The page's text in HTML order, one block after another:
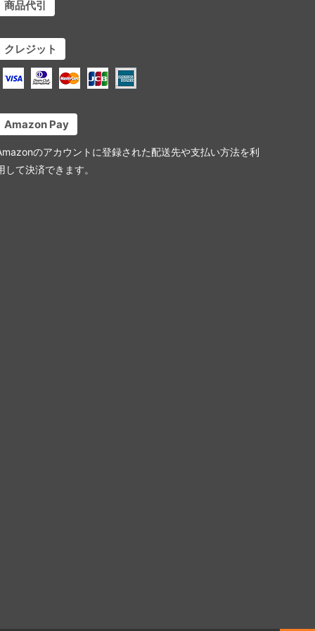
商品代引
クレジット
Amazon Pay
のアカウントに登録された配送先や支払い方法を利
して決済できます。